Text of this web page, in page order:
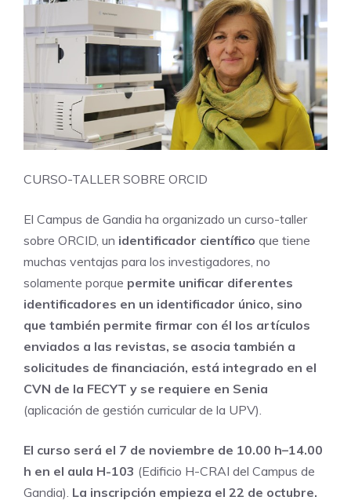
CURSO-TALLER SOBRE ORCID
El Campus de Gandia ha organizado un curso-taller
sobre ORCID, un identificador científico que tiene
muchas ventajas para los investigadores, no
solamente porque permite unificar diferentes
identificadores en un identificador único, sino
que también permite firmar con él los artículos
enviados a las revistas, se asocia también a
solicitudes de financiación, está integrado en el
CVN de la FECYT y se requiere en Senia
(aplicación de gestión curricular de la UPV).
El curso será el 7 de noviembre de 10.00 h–14.00
h en el aula H-103 (Edificio H-CRAI del Campus de
Gandia). La inscripción empieza el 22 de octubre.